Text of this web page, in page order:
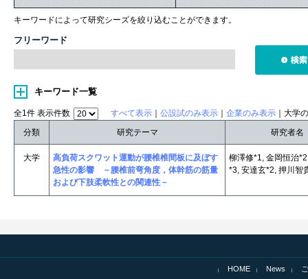
キーワードによって研究シーズを絞り込むことができます。
フリーワード
キーワード一覧
全1件 表示件数 すべて表示 公設試のみ表示 企業のみ表示 ｜大学
分類
研究テーマ 研究者名
大学
高負荷スクワット運動が腰椎椎間板に及ぼす
急性の影響 －腰椎前弯角度，体幹筋の筋量
および下肢柔軟性との関連性－
柳澤修*1, 金岡恒治
*3, 安達玄*2, 押川智
HOME News